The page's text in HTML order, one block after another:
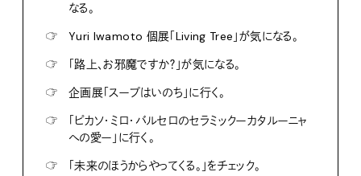
なる。
☞
Yuri Iwamoto 個展「Living Tree」が気になる。
☞
「路上、お邪魔ですか？」が気になる。
☞
企画展「スープはいのち」に行く。
☞
「ピカソ・ミロ・バルセロのセラミックーカタルーニャ
への愛ー」に行く。
☞
「未来のほうからやってくる。」をチェック。